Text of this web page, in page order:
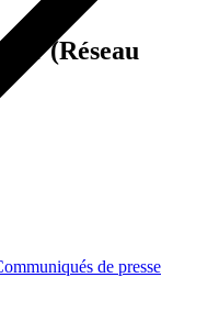
de presse
(Réseau